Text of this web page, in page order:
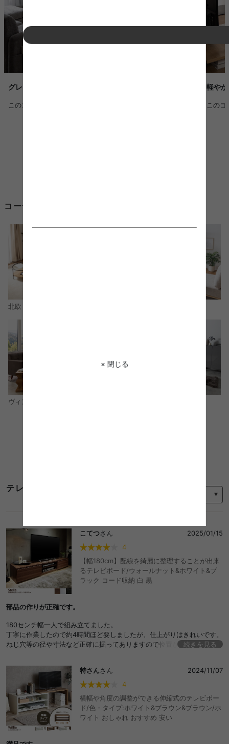
× 閉じる
グレートーンでまとめる、落ち着きのある上質な暮らし
このコーディネートを詳しく見る >
軽や
この
コーディネートからテレビ台 180cmを探す
北欧
ヴィンテージ
テレビ台 180cmのレビュー
こてつさん
2025/01/15
4
【幅180cm】配線を綺麗に整理することが出来
るテレビボード/ウォールナット&ホワイト&ブ
ラック コード収納 白 黒
部品の作りが正確です。
180センチ幅一人で組み立てました。
丁寧に作業したので約4時間ほど要しましたが、仕上がりはきれいです。
ねじ穴等の径や寸法など正確に掘ってありますので位置が合わないなど
欠点は2点
部品⑧の長さが部品⑤より1mmほど短いため隙間が空いてダボが見え
る状態となっています。これは背面なので良しとしました。
引き出しの大きさが想定よりかなり小さいです。深さ奥行きともに小さ
く、しかも引き出しが半分程度しか前に出ないため前から滑り込ませる
ように収納することになります。収容力はあまり期待できません。
続きを見る
特さんさん
2024/11/07
4
横幅や角度の調整ができる伸縮式のテレビボー
ド/色・タイプ:ホワイト&ブラウン&ブラウン/ホ
ワイト おしゃれ おすすめ 安い